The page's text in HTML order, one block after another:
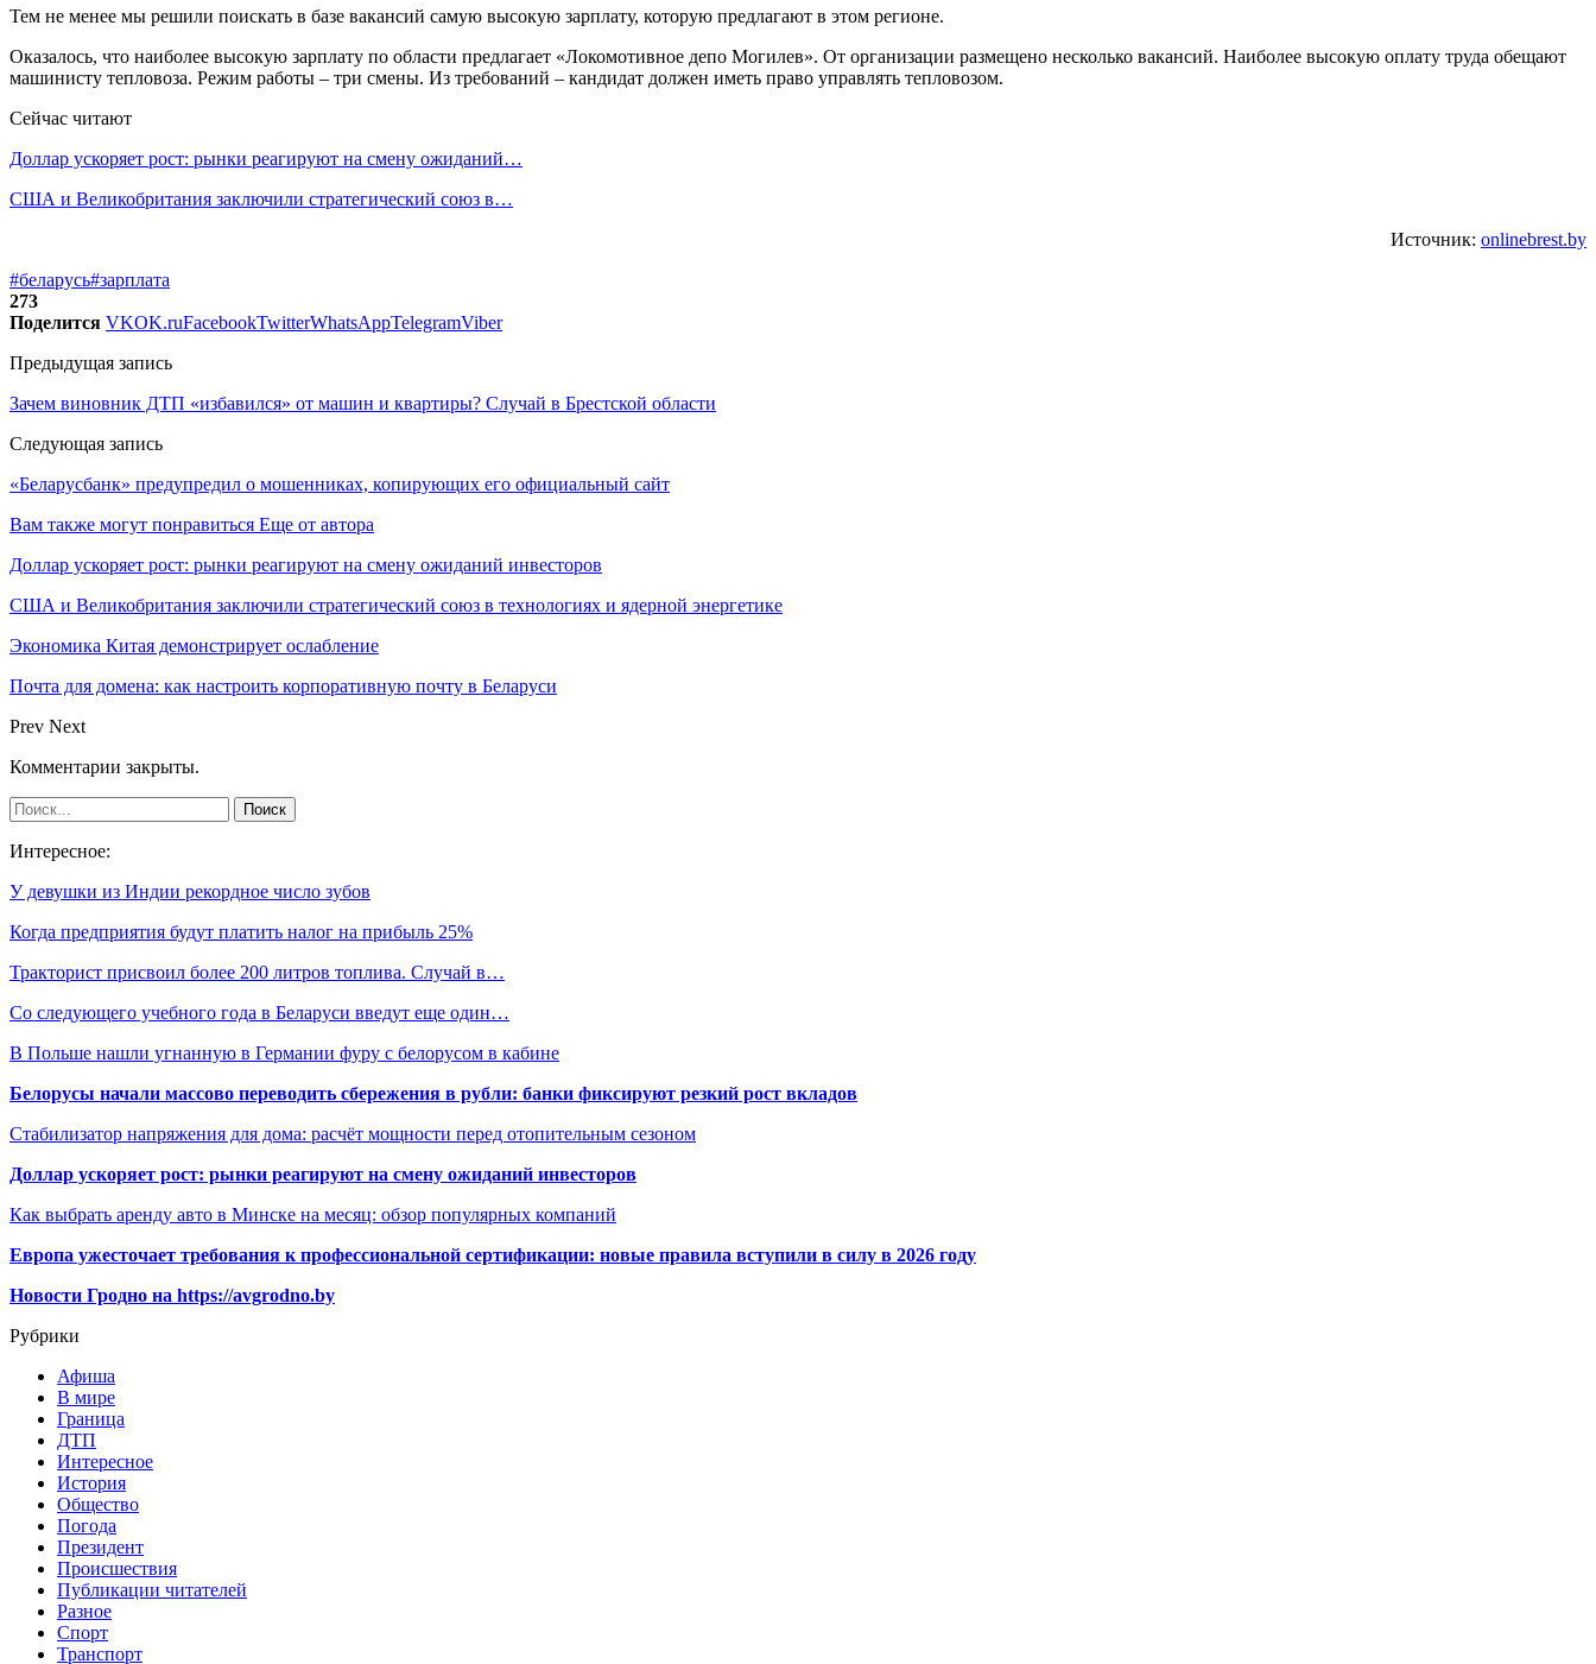
Тем не менее мы решили поискать в базе вакансий самую высокую зарплату, которую предлагают в этом регионе.
Оказалось, что наиболее высокую зарплату по области предлагает «Локомотивное депо Могилев». От организации размещено несколько вакансий. Наиболее высокую оплату труда обещают
машинисту тепловоза. Режим работы – три смены. Из требований – кандидат должен иметь право управлять тепловозом.
Сейчас читают
Доллар ускоряет рост: рынки реагируют на смену ожиданий…
США и Великобритания заключили стратегический союз в…
Источник: onlinebrest.by
#беларусь#зарплата
273
Поделится VKOK.ruFacebookTwitterWhatsAppTelegramViber
Предыдущая запись
Зачем виновник ДТП «избавился» от машин и квартиры? Случай в Брестской области
Следующая запись
«Беларусбанк» предупредил о мошенниках, копирующих его официальный сайт
Вам также могут понравиться Еще от автора
Доллар ускоряет рост: рынки реагируют на смену ожиданий инвесторов
США и Великобритания заключили стратегический союз в технологиях и ядерной энергетике
Экономика Китая демонстрирует ослабление
Почта для домена: как настроить корпоративную почту в Беларуси
Prev Next
Комментарии закрыты.
Интересное:
У девушки из Индии рекордное число зубов
Когда предприятия будут платить налог на прибыль 25%
Тракторист присвоил более 200 литров топлива. Случай в…
Со следующего учебного года в Беларуси введут еще один…
В Польше нашли угнанную в Германии фуру с белорусом в кабине
Белорусы начали массово переводить сбережения в рубли: банки фиксируют резкий рост вкладов
Стабилизатор напряжения для дома: расчёт мощности перед отопительным сезоном
Доллар ускоряет рост: рынки реагируют на смену ожиданий инвесторов
Как выбрать аренду авто в Минске на месяц: обзор популярных компаний
Европа ужесточает требования к профессиональной сертификации: новые правила вступили в силу в 2026 году
Новости Гродно на https://avgrodno.by
Рубрики
Афиша
В мире
Граница
ДТП
Интересное
История
Общество
Погода
Президент
Происшествия
Публикации читателей
Разное
Спорт
Транспорт